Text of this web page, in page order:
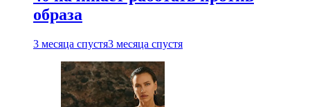
образа
3 месяца спустя3 месяца спустя